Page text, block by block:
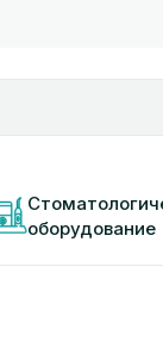
оборудование